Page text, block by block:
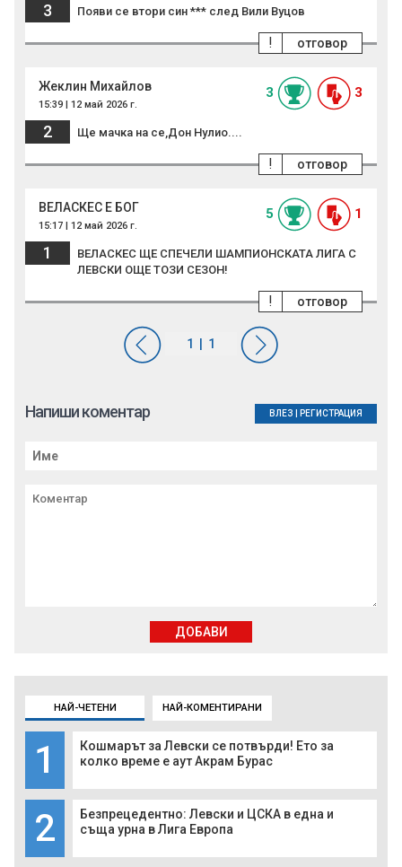
НАЙ-ЧЕТЕНИ НАЙ-КОМЕНТИРАНИ
1
Кошмарът за Левски се потвърди! Ето за
колко време е аут Акрам Бурас
2
Безпрецедентно: Левски и ЦСКА в една и
съща урна в Лига Европа
3 Появи се втори син *** след Вили Вуцов
отговор
!
Жеклин Михайлов
15:39 | 12 май 2026 г.
3 3
2 Ще мачка на се,Дон Нулио....
отговор
!
ВЕЛАСКЕС Е БОГ
15:17 | 12 май 2026 г.
5 1
1
ВЕЛАСКЕС ЩЕ СПЕЧЕЛИ ШАМПИОНСКАТА ЛИГА С
ЛЕВСКИ ОЩЕ ТОЗИ СЕЗОН!
отговор
!
Напиши коментар ВЛЕЗ РЕГИСТРАЦИЯ
ДОБАВИ